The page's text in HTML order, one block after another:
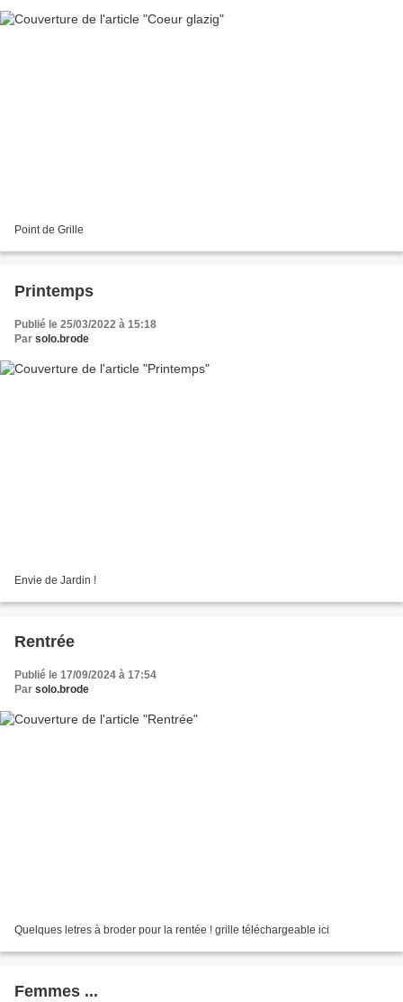
Point de Grille
Printemps
Publié le 25/03/2022 à 15:18
Par solo.brode
Envie de Jardin !
Rentrée
Publié le 17/09/2024 à 17:54
Par solo.brode
Quelques letres à broder pour la rentée ! grille téléchargeable ici
Femmes ...